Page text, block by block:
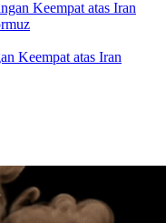
Keempat atas Iran